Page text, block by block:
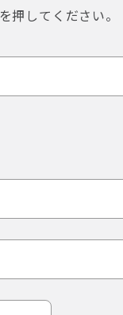
押してください。